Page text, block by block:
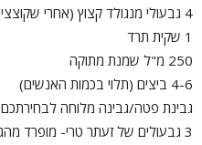
4 גבעולי מנגולד קצוץ (אחרי שקוצצים, להפריד בין הגבעול לעלים)
1 שקית תרד
250 מ"ל שמנת מתוקה
4-6 ביצים (תלוי בכמות האנשים)
גבינת פטה/גבינה מלוחה לבחירתכם
3 גבעולים של זעתר טרי- מופרד מהגבעול